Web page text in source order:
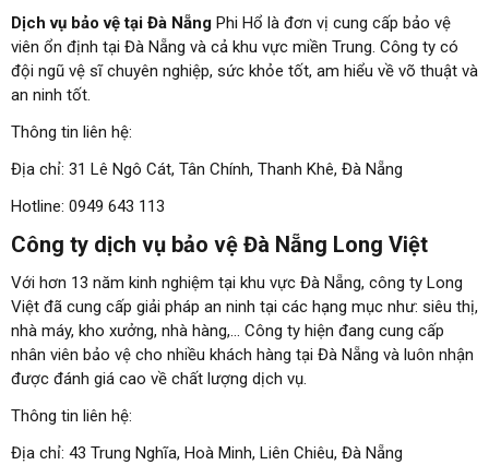
Dịch vụ bảo vệ tại Đà Nẵng Phi Hổ là đơn vị cung cấp bảo vệ
viên ổn định tại Đà Nẵng và cả khu vực miền Trung. Công ty có
đội ngũ vệ sĩ chuyên nghiệp, sức khỏe tốt, am hiểu về võ thuật và
an ninh tốt.
Thông tin liên hệ:
Địa chỉ: 31 Lê Ngô Cát, Tân Chính, Thanh Khê, Đà Nẵng
Hotline: 0949 643 113
Công ty dịch vụ bảo vệ Đà Nẵng Long Việt
Với hơn 13 năm kinh nghiệm tại khu vực Đà Nẵng, công ty Long
Việt đã cung cấp giải pháp an ninh tại các hạng mục như: siêu thị,
nhà máy, kho xưởng, nhà hàng,… Công ty hiện đang cung cấp
nhân viên bảo vệ cho nhiều khách hàng tại Đà Nẵng và luôn nhận
được đánh giá cao về chất lượng dịch vụ.
Thông tin liên hệ:
Địa chỉ: 43 Trung Nghĩa, Hoà Minh, Liên Chiêu, Đà Nẵng